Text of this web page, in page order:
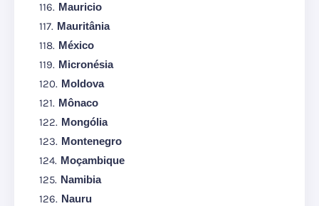
Mauricio
Mauritânia
México
Micronésia
Moldova
Mônaco
Mongólia
Montenegro
Moçambique
Namibia
Nauru